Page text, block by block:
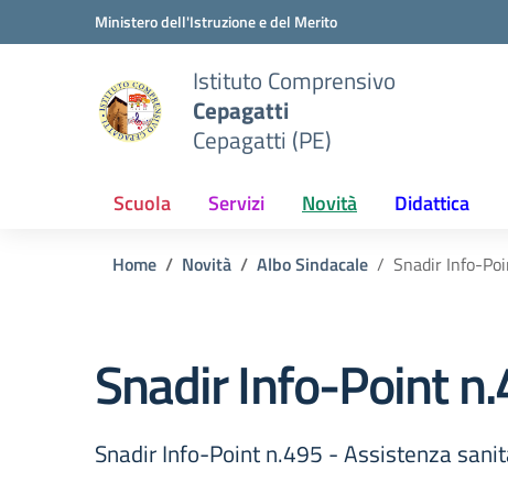
Vai ai contenuti
Vai al menu di navigazioneMinistero dell'Istruzione e del Merito
Istituto Comprensivo
Cepagatti
Cepagatti (PE)
Scuola Servizi Novità Didattica
Home Novità Albo Sindacale Snadir Info-
Snadir Info-Point
Snadir Info-Point n.495 - Assistenza